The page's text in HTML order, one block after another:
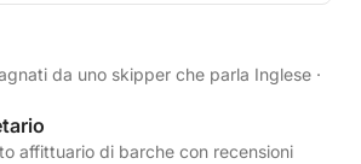
da uno skipper che parla Inglese ·
affittuario di barche con recensioni